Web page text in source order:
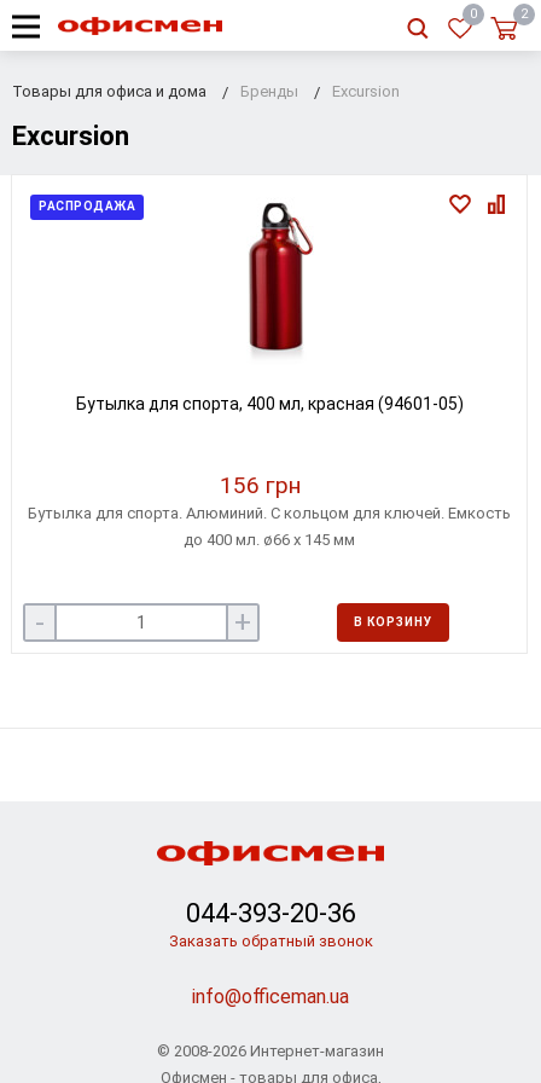
RU UA
2
0
Товары для офиса и дома Бренды Excursion
Excursion
РАСПРОДАЖА
Бутылка для спорта, 400 мл, красная (94601-05)
156 грн
Бутылка для спорта. Алюминий. C кольцом для ключей. Емкость
до 400 мл. ø66 x 145 мм
- + В КОРЗИНУ
044-393-20-36
Заказать обратный звонок
info@officeman.ua
© 2008-2026 Интернет-магазин
Офисмен - товары для офиса,